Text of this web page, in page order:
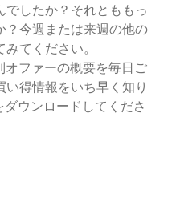
したか？それとももっ
？今週または来週の他の
てください。
オファーの概要を毎日ご
得情報をいち早く知り
ダウンロードしてくださ